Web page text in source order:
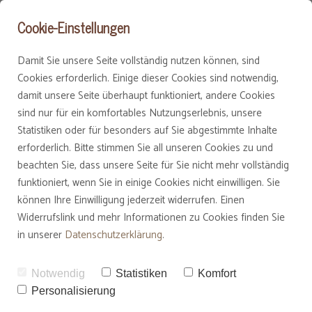
amnanda Kur
amnanda Moksha
amnanda Lifebalance
amnanda Marma
amnanda Ausbildungen
Ayurveda Beratung
Woman Circle
Woman Blessing
Aromatouch Massage
Abhyhanga Shakti Awake
About me
Kontakt
Terminübersicht
Newsletter
Entspannungskurs für Frauen
Seelenzeit
Mehr als nur ein
Cookie-Einstellungen
Damit Sie unsere Seite vollständig nutzen können, sind
Cookies erforderlich. Einige dieser Cookies sind notwendig,
damit unsere Seite überhaupt funktioniert, andere Cookies
sind nur für ein komfortables Nutzungserlebnis, unsere
Statistiken oder für besonders auf Sie abgestimmte Inhalte
erforderlich. Bitte stimmen Sie all unseren Cookies zu und
beachten Sie, dass unsere Seite für Sie nicht mehr vollständig
funktioniert, wenn Sie in einige Cookies nicht einwilligen. Sie
können Ihre Einwilligung jederzeit widerrufen. Einen
Widerrufslink und mehr Informationen zu Cookies finden Sie
in unserer Datenschutzerklärung.
Notwendig Statistiken
Komfort
Personalisierung